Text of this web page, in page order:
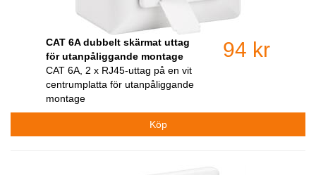
CAT 6A dubbelt skärmat uttag
för utanpåliggande montage
CAT 6A, 2 x RJ45-uttag på en vit
centrumplatta för utanpåliggande
montage
94 kr